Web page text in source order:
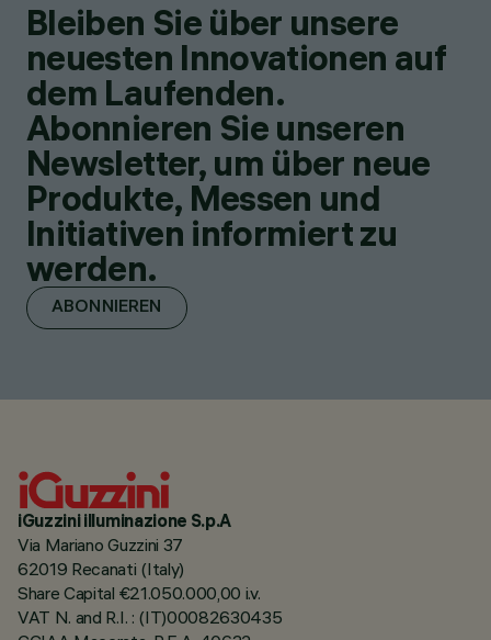
Bleiben Sie über unsere
neuesten Innovationen auf
dem Laufenden.
Abonnieren Sie unseren
Newsletter, um über neue
Produkte, Messen und
Initiativen informiert zu
werden.
ABONNIEREN
iGuzzini illuminazione S.p.A
Via Mariano Guzzini 37
62019 Recanati (Italy)
Share Capital €21.050.000,00 i.v.
VAT N. and R.I. : (IT)00082630435